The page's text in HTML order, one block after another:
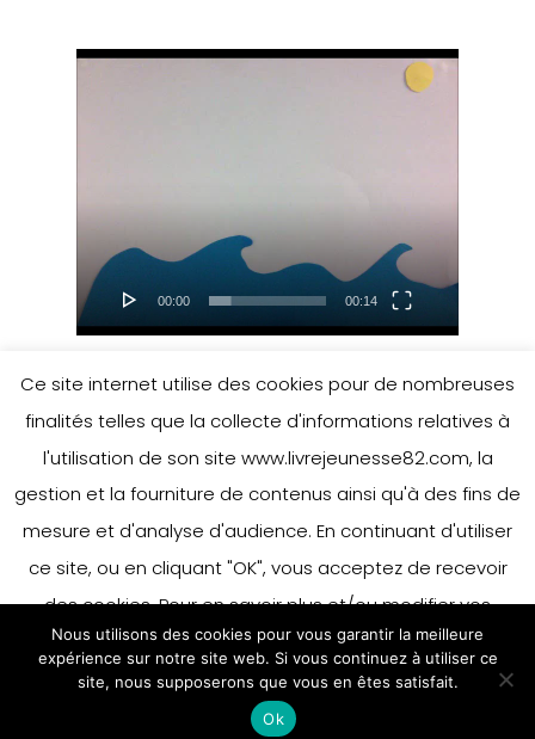
Lecteur
00:00 00:14
Leave a Reply
You must belogged in to post a
Ce site internet utilise des cookies pour de nombreuses
finalités telles que la collecte d'informations relatives à
l'utilisation de son site www.livrejeunesse82.com, la
gestion et la fourniture de contenus ainsi qu'à des fins de
mesure et d'analyse d'audience. En continuant d'utiliser
ce site, ou en cliquant "OK", vous acceptez de recevoir
des cookies. Pour en savoir plus et/ou modifier vos
préférences en matière de cookies, merci de vous référer
à notre politique sur les cookies.
Accepter
En savoir plus
Nous utilisons des cookies pour vous garantir la meilleure
expérience sur notre site web. Si vous continuez à utiliser ce
site, nous supposerons que vous en êtes satisfait.
Ok